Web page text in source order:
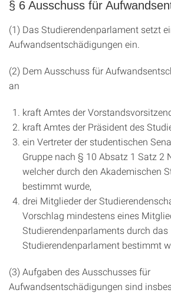
§ 6 Ausschuss für
(1) Das Studierendenparlament setzt
Aufwandsentschädigungen ein.
(2) Dem Ausschuss für
an
kraft Amtes der
kraft Amtes der Präsident des
ein Vertreter der studentischen
Gruppe nach § 10 Absatz 1 Satz 2
welcher durch den Akademischen
bestimmt wurde,
drei Mitglieder der
Vorschlag mindestens eines
Studierendenparlaments durch das
Studierendenparlament bestimmt
(3) Aufgaben des Ausschusses für
Aufwandsentschädigungen sind